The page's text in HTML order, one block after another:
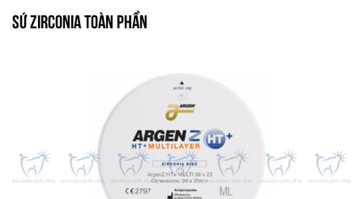
Sứ Zirconia Toàn Phần